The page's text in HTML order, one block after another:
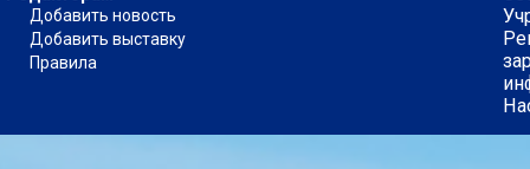
Добавить новость
Добавить выставку
Правила